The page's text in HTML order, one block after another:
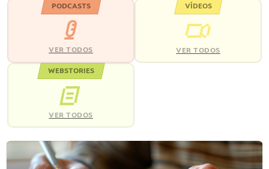
PODCASTS
VER TODOS
VÍDEOS
VER TODOS
WEBSTORIES
VER TODOS